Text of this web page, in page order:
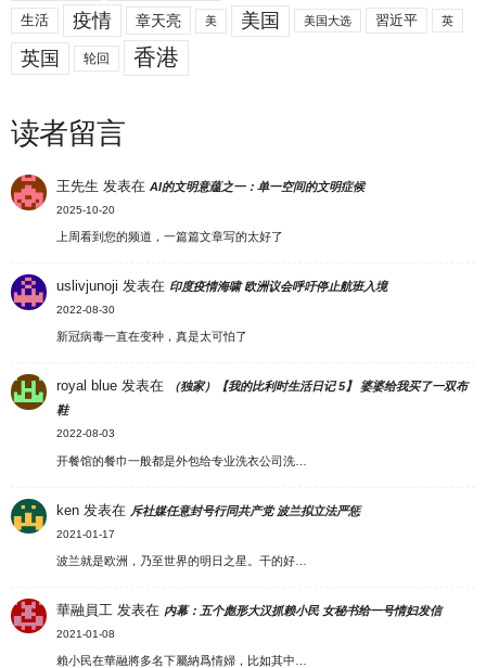
生活 疫情 章天亮 美 美国 美国大选 習近平 英
英国 轮回 香港
读者留言
王先生 发表在AI的文明意蕴之一：单一空间的文明症候
2025-10-20
上周看到您的频道，一篇篇文章写的太好了
uslivjunoji 发表在 印度疫情海啸 欧洲议会呼吁停止航班入境
2022-08-30
新冠病毒一直在变种，真是太可怕了
royal blue 发表在
（独家）【我的比利时生活日记 5】 婆婆给我买了一双布
鞋
2022-08-03
开餐馆的餐巾一般都是外包给专业洗衣公司洗…
ken 发表在 斥社媒任意封号行同共产党 波兰拟立法严惩
2021-01-17
波兰就是欧洲，乃至世界的明日之星。干的好…
華融員工 发表在 内幕：五个彪形大汉抓赖小民 女秘书给一号情妇发信
2021-01-08
賴小民在華融將多名下屬納爲情婦，比如其中…